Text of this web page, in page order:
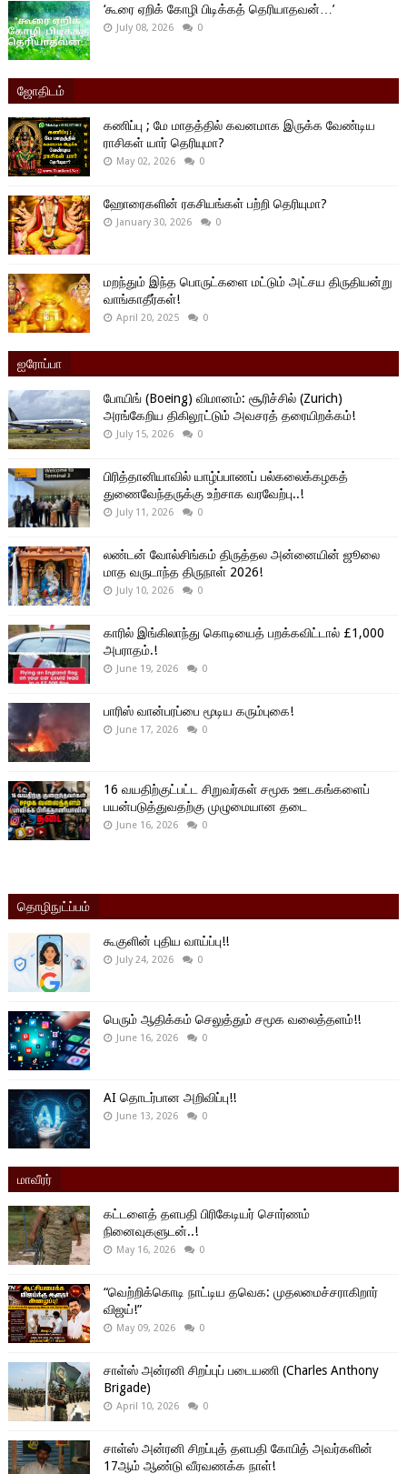
‘கூரை ஏறிக் கோழி பிடிக்கத் தெரியாதவன்…’
July 08, 2026 0
ஜோதிடம்
கணிப்பு ; மே மாதத்தில் கவனமாக இருக்க வேண்டிய
ராசிகள் யார் தெரியுமா?
May 02, 2026 0
ஹோரைகளின் ரகசியங்கள் பற்றி தெரியுமா?
January 30, 2026 0
மறந்தும் இந்த பொருட்களை மட்டும் அட்சய திருதியன்று
வாங்காதீர்கள்!
April 20, 2025 0
ஐரோப்பா
போயிங் (Boeing) விமானம்: சூரிச்சில் (Zurich)
அரங்கேறிய திகிலூட்டும் அவசரத் தரையிறக்கம்!
July 15, 2026 0
பிரித்தானியாவில் யாழ்ப்பாணப் பல்கலைக்கழகத்
துணைவேந்தருக்கு உற்சாக வரவேற்பு..!
July 11, 2026 0
லண்டன் வோல்சிங்கம் திருத்தல அன்னையின் ஜூலை
மாத வருடாந்த திருநாள் 2026!
July 10, 2026 0
காரில் இங்கிலாந்து கொடியைத் பறக்கவிட்டால் £1,000
அபராதம்.!
June 19, 2026 0
பாரிஸ் வான்பரப்பை மூடிய கரும்புகை!
June 17, 2026 0
16 வயதிற்குட்பட்ட சிறுவர்கள் சமூக ஊடகங்களைப்
பயன்படுத்துவதற்கு முழுமையான தடை
June 16, 2026 0
தொழிநுட்ப்பம்
கூகுளின் புதிய வாய்ப்பு!!
July 24, 2026 0
பெரும் ஆதிக்கம் செலுத்தும் சமூக வலைத்தளம்!!
June 16, 2026 0
AI தொடர்பான அறிவிப்பு!!
June 13, 2026 0
மாவீரர்
கட்டளைத் தளபதி பிரிகேடியர் சொர்ணம்
நினைவுகளுடன்..!
May 16, 2026 0
“வெற்றிக்கொடி நாட்டிய தவெக: முதலமைச்சராகிறார்
விஜய்!”
May 09, 2026 0
சாள்ஸ் அன்ரனி சிறப்புப் படையணி (Charles Anthony
Brigade)
April 10, 2026 0
சாள்ஸ் அன்ரனி சிறப்புத் தளபதி கோபித் அவர்களின்
17ஆம் ஆண்டு வீரவணக்க நாள்!